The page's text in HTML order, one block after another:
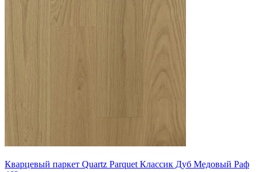
Кварцевый паркет Quartz Parquet Классик Дуб Медовый Раф